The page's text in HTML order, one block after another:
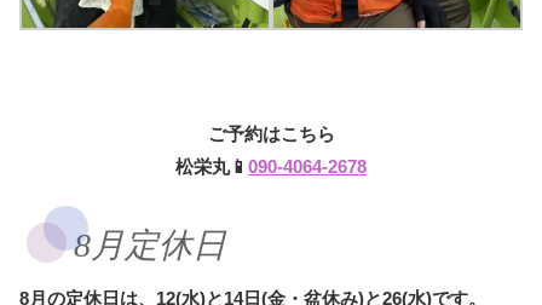
ご予約はこちら
松栄丸📱 090-4064-2678
8月定休日
8月の定休日は、12(水)と14日(金・盆休み)と26(水)です。